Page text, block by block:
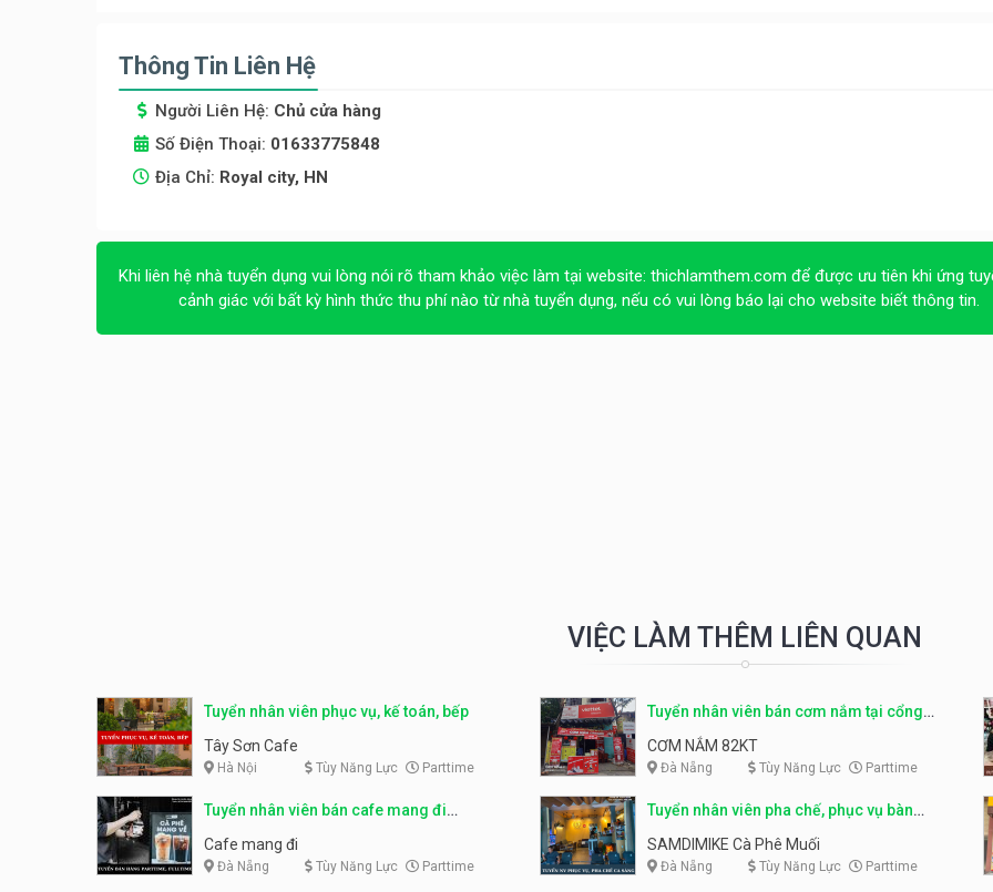
Thông Tin Liên Hệ
Người Liên Hệ: Chủ cửa hàng
Số Điện Thoại: 01633775848
Địa Chỉ: Royal city, HN
Khi liên hệ nhà tuyển dụng vui lòng nói rõ tham khảo việc làm tại website: thichlamthem.com để được ưu tiên khi ứng
cảnh giác với bất kỳ hình thức thu phí nào từ nhà tuyển dụng, nếu có vui lòng báo lại cho website biết thông tin.
VIỆC LÀM THÊM LIÊN QUAN
Tuyển nhân viên phục vụ, kế toán, bếp
Tây Sơn Cafe
Hà Nội Tùy Năng Lực Parttime
Tuyển nhân viên bán cơm nắm tại cổng
trường
CƠM NẮM 82KT
Đà Nẵng Tùy Năng Lực Parttime
Tuyển nhân viên bán cafe mang đi
parttime, fulltime
Cafe mang đi
Đà Nẵng Tùy Năng Lực Parttime
Tuyển nhân viên pha chế, phục vụ bàn
parttime
SAMDIMIKE Cà Phê Muối
Đà Nẵng Tùy Năng Lực Parttime